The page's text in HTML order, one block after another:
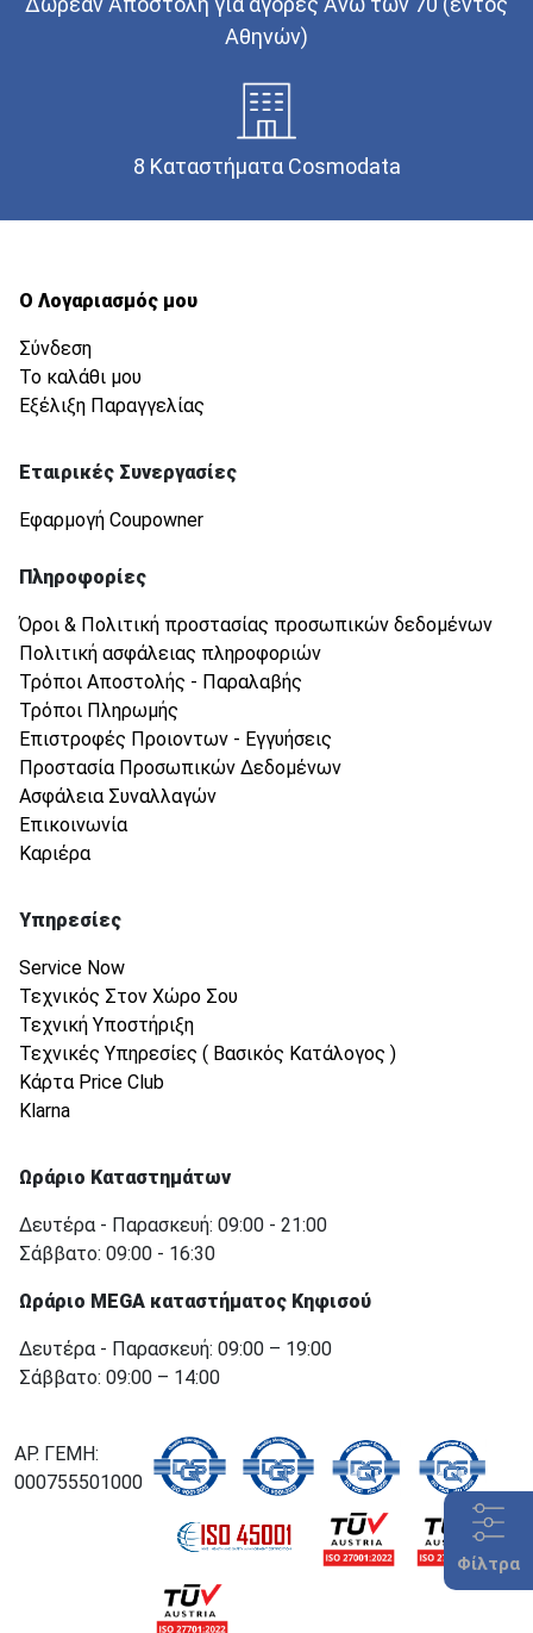
Φίλτρα
Αθηνών)
8 Καταστήματα Cosmodata
Ο Λογαριασμός μου
Σύνδεση
Το καλάθι μου
Εξέλιξη Παραγγελίας
Εταιρικές Συνεργασίες
Εφαρμογή Coupowner
Πληροφορίες
Όροι & Πολιτική προστασίας προσωπικών δεδομένων
Πολιτική ασφάλειας πληροφοριών
Τρόποι Αποστολής - Παραλαβής
Τρόποι Πληρωμής
Επιστροφές Προιοντων - Εγγυήσεις
Προστασία Προσωπικών Δεδομένων
Ασφάλεια Συναλλαγών
Επικοινωνία
Καριέρα
Υπηρεσίες
Service Now
Τεχνικός Στον Χώρο Σου
Τεχνική Υποστήριξη
Τεχνικές Υπηρεσίες ( Βασικός Κατάλογος )
Κάρτα Price Club
Klarna
Ωράριο Καταστημάτων
Δευτέρα - Παρασκευή: 09:00 - 21:00
Σάββατο: 09:00 - 16:30
Ωράριο MEGA καταστήματος Κηφισού
Δευτέρα - Παρασκευή: 09:00 – 19:00
Σάββατο: 09:00 – 14:00
ΑΡ. ΓΕΜΗ:
000755501000